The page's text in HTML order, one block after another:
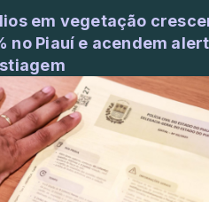
em vegetação
no Piauí e acendem